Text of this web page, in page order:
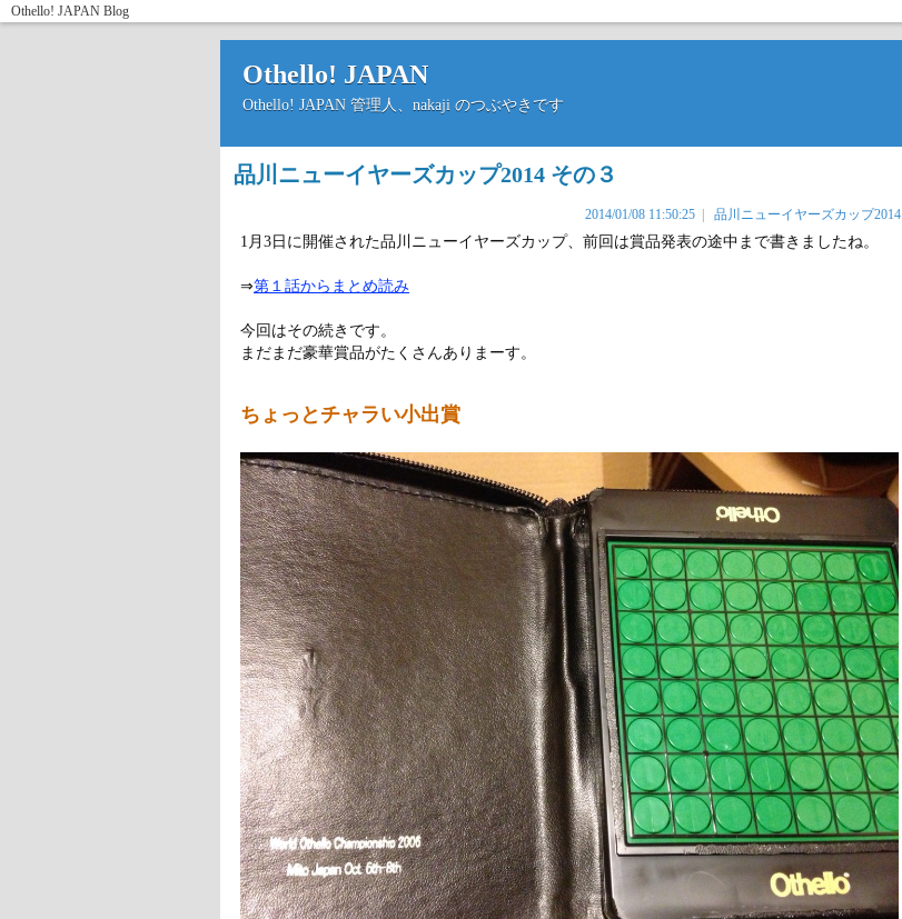
Othello! JAPAN Blog
Othello! JAPAN
Othello! JAPAN 管理人、nakaji のつぶやきです
品川ニューイヤーズカップ2014 その３
2014/01/08 11:50:25 品川ニューイヤーズカップ2014
1月3日に開催された品川ニューイヤーズカップ、前回は賞品発表の途中まで書きましたね。
⇒第１話からまとめ読み
今回はその続きです。
まだまだ豪華賞品がたくさんありまーす。
ちょっとチャラい小出賞